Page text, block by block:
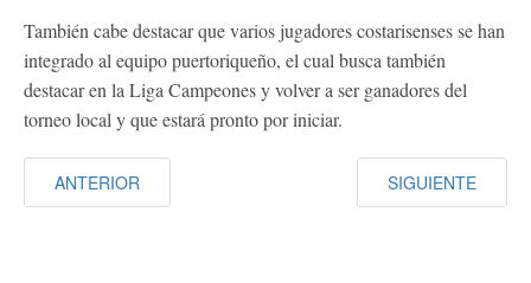
También cabe destacar que varios jugadores costarisenses se han
integrado al equipo puertoriqueño, el cual busca también
destacar en la Liga Campeones y volver a ser ganadores del
torneo local y que estará pronto por iniciar.
ANTERIOR SIGUIENTE